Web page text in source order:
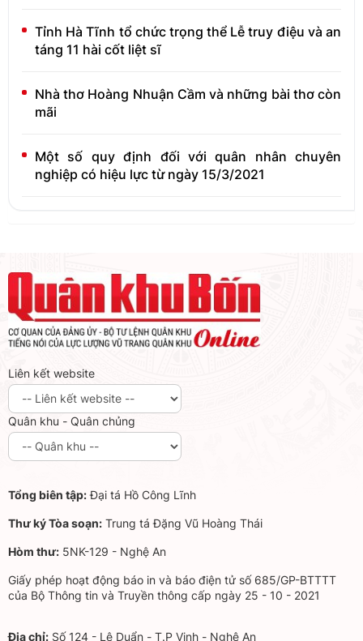
Tỉnh Hà Tĩnh tổ chức trọng thể Lễ truy điệu và an
táng 11 hài cốt liệt sĩ
Nhà thơ Hoàng Nhuận Cầm và những bài thơ còn
mãi
Một số quy định đối với quân nhân chuyên
nghiệp có hiệu lực từ ngày 15/3/2021
Liên kết website
Quân khu - Quân chủng
Tổng biên tập:Đại tá Hồ Công Lĩnh
Thư ký Tòa soạn: Trung tá Đặng Vũ Hoàng Thái
Hòm thư: 5NK-129 - Nghệ An
Giấy phép hoạt động báo in và báo điện tử số 685/GP-BTTTT
của Bộ Thông tin và Truyền thông cấp ngày 25 - 10 - 2021
Địa chỉ: Số 124 - Lê Duẩn - T.P Vinh - Nghệ An